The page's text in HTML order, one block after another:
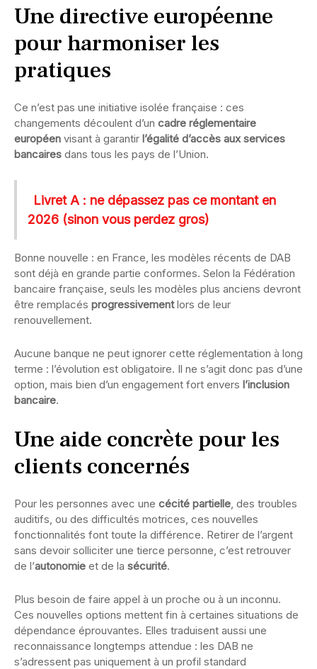
Une directive européenne
pour harmoniser les
pratiques
Ce n’est pas une initiative isolée française : ces
changements découlent d’un cadre réglementaire
européen visant à garantir l’égalité d’accès aux services
bancaires dans tous les pays de l’Union.
Livret A : ne dépassez pas ce montant en
2026 (sinon vous perdez gros)
Bonne nouvelle : en France, les modèles récents de DAB
sont déjà en grande partie conformes. Selon la Fédération
bancaire française, seuls les modèles plus anciens devront
être remplacés progressivementlors de leur
renouvellement.
Aucune banque ne peut ignorer cette réglementation à long
terme : l’évolution est obligatoire. Il ne s’agit donc pas d’une
option, mais bien d’un engagement fort envers l’inclusion
bancaire.
Une aide concrète pour les
clients concernés
Pour les personnes avec une cécité partielle , des troubles
auditifs, ou des difficultés motrices, ces nouvelles
fonctionnalités font toute la différence. Retirer de l’argent
sans devoir solliciter une tierce personne, c’est retrouver
de l’autonomie et de la sécurité.
Plus besoin de faire appel à un proche ou à un inconnu.
Ces nouvelles options mettent fin à certaines situations de
dépendance éprouvantes. Elles traduisent aussi une
reconnaissance longtemps attendue : les DAB ne
s’adressent pas uniquement à un profil standard